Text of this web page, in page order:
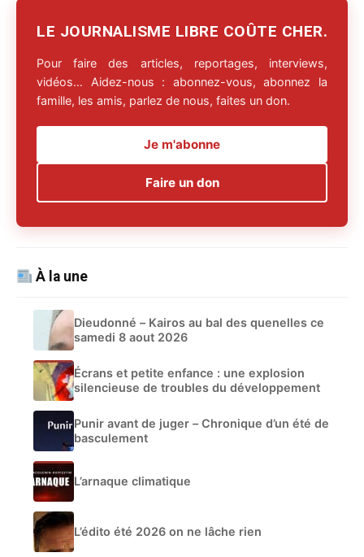
LE JOURNALISME LIBRE COÛTE CHER.
Pour faire des articles, reportages, interviews,
vidéos… Aidez-nous : abonnez-vous, abonnez la
famille, les amis, parlez de nous, faites un don.
Je m'abonne
Faire un don
À la une
Dieudonné – Kairos au bal des quenelles ce
samedi 8 aout 2026
Écrans et petite enfance : une explosion
silencieuse de troubles du développement
Punir avant de juger – Chronique d’un été de
basculement
L’arnaque climatique
L’édito été 2026 on ne lâche rien